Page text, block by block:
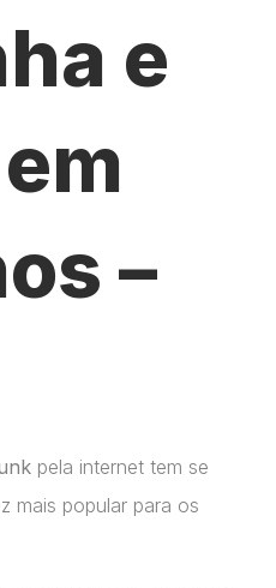
e
–
pela internet tem se
mais popular para os